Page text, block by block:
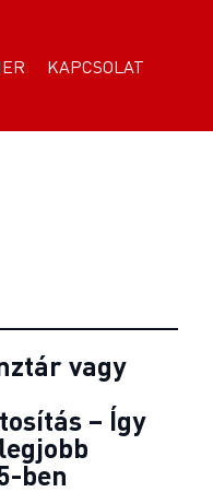
KAPCSOLAT
vagy
– Így
ben